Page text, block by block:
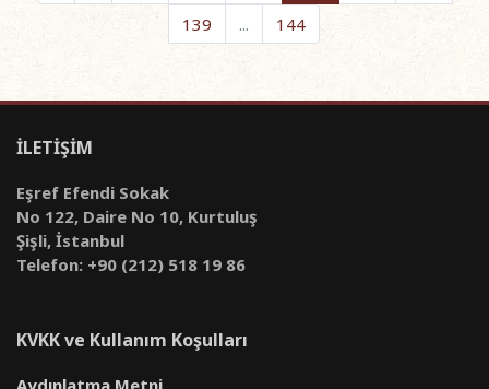
139
... 144
İLETİŞİM
Eşref Efendi Sokak
No 122, Daire No 10, Kurtuluş
Şişli, İstanbul
Telefon: +90 (212) 518 19 86
KVKK ve Kullanım Koşulları
Aydınlatma Metni